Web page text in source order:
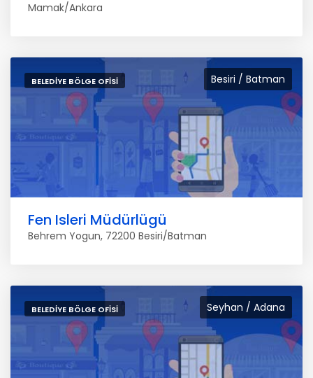
Mamak/Ankara
Besiri / Batman
BELEDIYE BÖLGE OFISI
Fen Isleri Müdürlügü
Behrem Yogun, 72200 Besiri/Batman
Seyhan / Adana
BELEDIYE BÖLGE OFISI